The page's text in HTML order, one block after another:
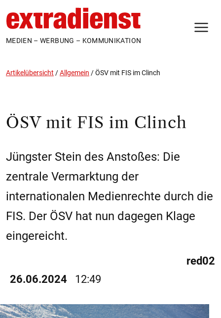
MEDIEN – WERBUNG – KOMMUNIKATION
Artikelübersicht /Allgemein /ÖSV mit FIS im Clinch
ÖSV mit FIS im Clinch
Jüngster Stein des Anstoßes: Die
zentrale Vermarktung der
internationalen Medienrechte durch die
FIS. Der ÖSV hat nun dagegen Klage
eingereicht.
26.06.2024 12:49
red02